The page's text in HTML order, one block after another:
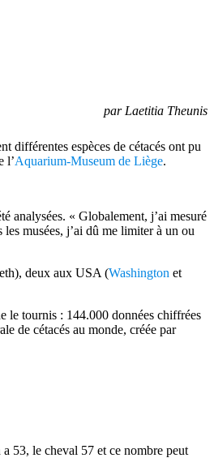
par Laetitia Theunis
différentes espèces de cétacés ont pu
l’Aquarium-Museum de Liège.
analysées. « Globalement, j’ai mesuré
musées, j’ai dû me limiter à un ou
deux aux USA (Washington et
le tournis : 144.000 données chiffrées
de cétacés au monde, créée par
53, le cheval 57 et ce nombre peut